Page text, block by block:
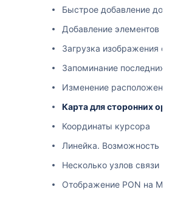
Быстрое добавление
Добавление элементов на
Загрузка изображения с
Запоминание последних
Изменение расположения
Карта для сторонних
Координаты курсора
Линейка. Возможность
Несколько узлов связи
Отображение PON на Maps